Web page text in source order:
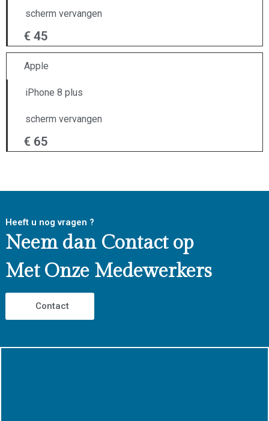
scherm vervangen
€ 45
Apple
iPhone 8 plus
scherm vervangen
€ 65
Heeft u nog vragen ?
Neem dan Contact op
Met Onze Medewerkers
Contact